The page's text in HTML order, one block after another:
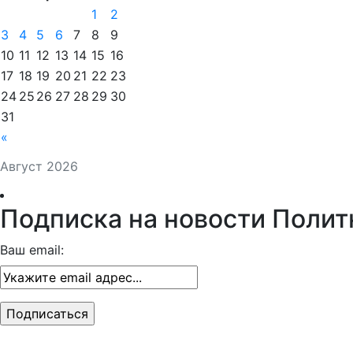
Август 2026
«
1
2
3
4 5 6 7 8
9
10 11 12 13 14 15 16
17 18 19 20 21 22 23
24 25 26 27 28 29 30
31
Подписка на новости
Ваш email: